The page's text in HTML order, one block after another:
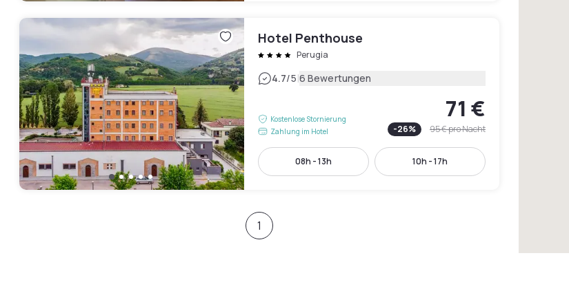
Hotel Penthouse
Perugia
4.7/5|6 Bewertungen
Kostenlose Stornierung
Zahlung im Hotel
71 €
-26% 95 €pro Nacht
08h - 13h 10h - 17h
1